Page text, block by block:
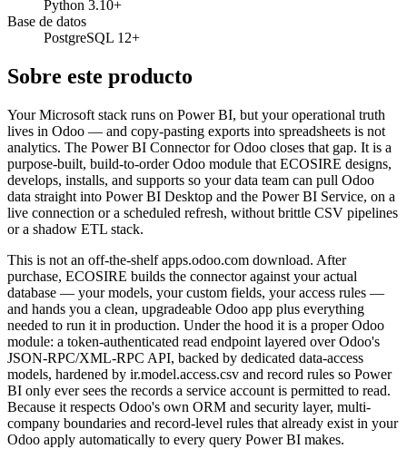
Python 3.10+
Base de datos
PostgreSQL 12+
Sobre este producto
Your Microsoft stack runs on Power BI, but your operational truth
lives in Odoo — and copy-pasting exports into spreadsheets is not
analytics. The Power BI Connector for Odoo closes that gap. It is a
purpose-built, build-to-order Odoo module that ECOSIRE designs,
develops, installs, and supports so your data team can pull Odoo
data straight into Power BI Desktop and the Power BI Service, on a
live connection or a scheduled refresh, without brittle CSV pipelines
or a shadow ETL stack.
This is not an off-the-shelf apps.odoo.com download. After
purchase, ECOSIRE builds the connector against your actual
database — your models, your custom fields, your access rules —
and hands you a clean, upgradeable Odoo app plus everything
needed to run it in production. Under the hood it is a proper Odoo
module: a token-authenticated read endpoint layered over Odoo's
JSON-RPC/XML-RPC API, backed by dedicated data-access
models, hardened by ir.model.access.csv and record rules so Power
BI only ever sees the records a service account is permitted to read.
Because it respects Odoo's own ORM and security layer, multi-
company boundaries and record-level rules that already exist in your
Odoo apply automatically to every query Power BI makes.